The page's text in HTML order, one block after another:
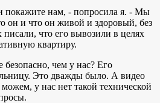
покажите нам, - попросила я. - Мы
он и что он живой и здоровый, без
что его вывозили в целях
квартиру.
чем у нас? Его
Это дважды было. А видео
у нас нет такой технической